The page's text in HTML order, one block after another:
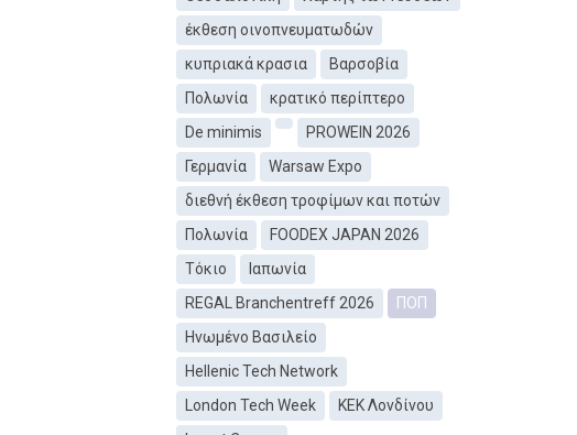
έκθεση οινοπνευματωδών
κυπριακά κρασια
Βαρσοβία
Πολωνία
κρατικό περίπτερο
De minimis
PROWEIN 2026
Γερμανία
Warsaw Expo
διεθνή έκθεση τροφίμων και ποτών
Πολωνία
FOODEX JAPAN 2026
Τόκιο
Ιαπωνία
REGAL Branchentreff 2026
ΠΟΠ
Ηνωμένο Βασιλείο
Hellenic Tech Network
London Tech Week
ΚEΚ Λονδίνου